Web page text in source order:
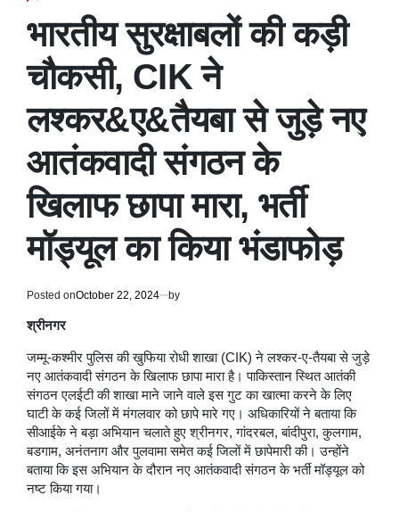
भारतीय सुरक्षाबलों की कड़ी
चौकसी, CIK ने
लश्कर&ए&तैयबा से जुड़े नए
आतंकवादी संगठन के
खिलाफ छापा मारा, भर्ती
मॉड्यूल का किया भंडाफोड़
Posted onOctober 22, 2024 by
श्रीनगर
जम्मू-कश्मीर पुलिस की खुफिया रोधी शाखा (CIK) ने लश्कर-ए-तैयबा से जुड़े
नए आतंकवादी संगठन के खिलाफ छापा मारा है। पाकिस्तान स्थित आतंकी
संगठन एलईटी की शाखा माने जाने वाले इस गुट का खात्मा करने के लिए
घाटी के कई जिलों में मंगलवार को छापे मारे गए। अधिकारियों ने बताया कि
सीआईके ने बड़ा अभियान चलाते हुए श्रीनगर, गांदरबल, बांदीपुरा, कुलगाम,
बडगाम, अनंतनाग और पुलवामा समेत कई जिलों में छापेमारी की। उन्होंने
बताया कि इस अभियान के दौरान नए आतंकवादी संगठन के भर्ती मॉड्यूल को
नष्ट किया गया।